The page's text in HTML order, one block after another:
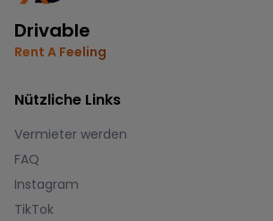
Drivable
Rent A Feeling
Nützliche Links
Vermieter werden
FAQ
Instagram
TikTok